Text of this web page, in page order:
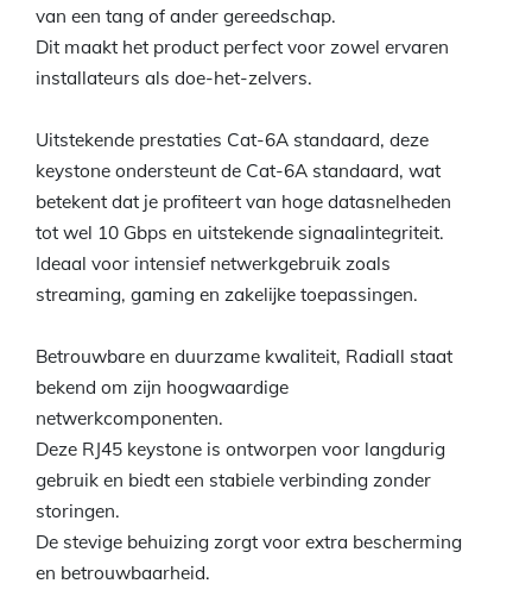
van een tang of ander gereedschap.
Dit maakt het product perfect voor zowel ervaren
installateurs als doe-het-zelvers.
Uitstekende prestaties Cat-6A standaard, deze
keystone ondersteunt de Cat-6A standaard, wat
betekent dat je profiteert van hoge datasnelheden
tot wel 10 Gbps en uitstekende signaalintegriteit.
Ideaal voor intensief netwerkgebruik zoals
streaming, gaming en zakelijke toepassingen.
Betrouwbare en duurzame kwaliteit, Radiall staat
bekend om zijn hoogwaardige
netwerkcomponenten.
Deze RJ45 keystone is ontworpen voor langdurig
gebruik en biedt een stabiele verbinding zonder
storingen.
De stevige behuizing zorgt voor extra bescherming
en betrouwbaarheid.